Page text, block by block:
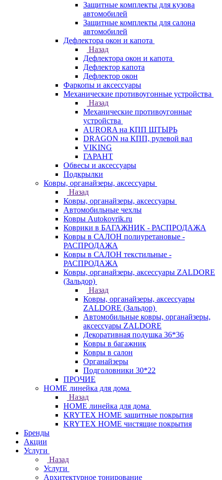
Защитные комплекты для кузова
автомобилей
Защитные комплекты для салона
автомобилей
Дефлектора окон и капота
Назад
Дефлектора окон и капота
Дефлектор капота
Дефлектор окон
Фаркопы и аксессуары
Механические противоугонные устройства
Назад
Механические противоугонные
устройства
AURORA на КПП ШТЫРЬ
DRAGON на КПП, рулевой вал
VIKING
ГАРАНТ
Обвесы и аксессуары
Подкрылки
Ковры, органайзеры, аксессуары
Назад
Ковры, органайзеры, аксессуары
Автомобильные чехлы
Ковры Autokovrik.ru
Коврики в БАГАЖНИК - РАСПРОДАЖА
Ковры в САЛОН полиуретановые -
РАСПРОДАЖА
Ковры в САЛОН текстильные -
РАСПРОДАЖА
Ковры, органайзеры, аксессуары ZALDORE
(Зальдор)
Назад
Ковры, органайзеры, аксессуары
ZALDORE (Зальдор)
Автомобильные ковры, органайзеры,
аксессуары ZALDORE
Декоративная подушка 36*36
Ковры в багажник
Ковры в салон
Органайзеры
Подголовники 30*22
ПРОЧИЕ
HOME линейка для дома
Назад
HOME линейка для дома
KRYTEX HOME защитные покрытия
KRYTEX HOME чистящие покрытия
Бренды
Акции
Услуги
Назад
Услуги
Архитектурное тонирование